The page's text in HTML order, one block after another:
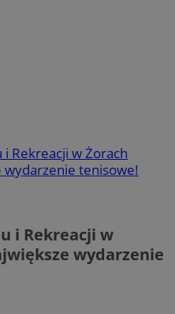
Rekreacji w Żorach
wydarzenie tenisowe!
i Rekreacji w
wydarzenie